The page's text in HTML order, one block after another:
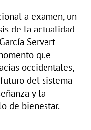
a examen, un
de la actualidad
Servert
que
occidentales,
del sistema
y la
de bienestar.